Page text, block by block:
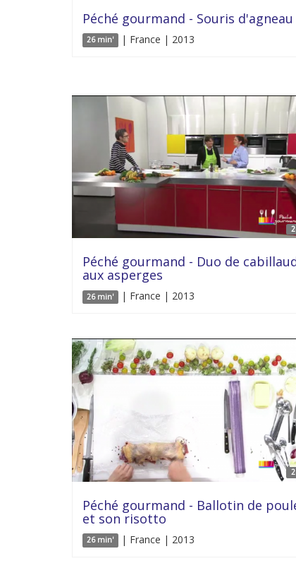
Péché gourmand - Souris d'agneau
26 min' | France | 2013
Péché gourmand - Duo de
aux asperges
26 min' | France | 2013
Péché gourmand - Ballotin de
et son risotto
26 min' | France | 2013